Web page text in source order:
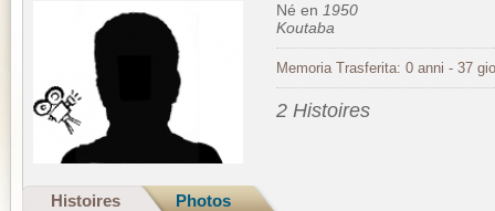
Né en 1950
Koutaba
Memoria Trasferita: 0 anni - 37
2 Histoires
Histoires Photos